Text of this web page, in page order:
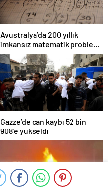
Avustralya’da 200 yıllık
imkansız matematik problemi
çözüldü
Gazze’de can kaybı 52 bin
908’e yükseldi